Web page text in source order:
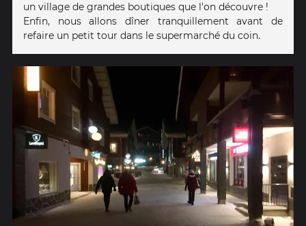
un village de grandes boutiques que l'on découvre !
Enfin, nous allons dîner tranquillement avant de
refaire un petit tour dans le supermarché du coin.